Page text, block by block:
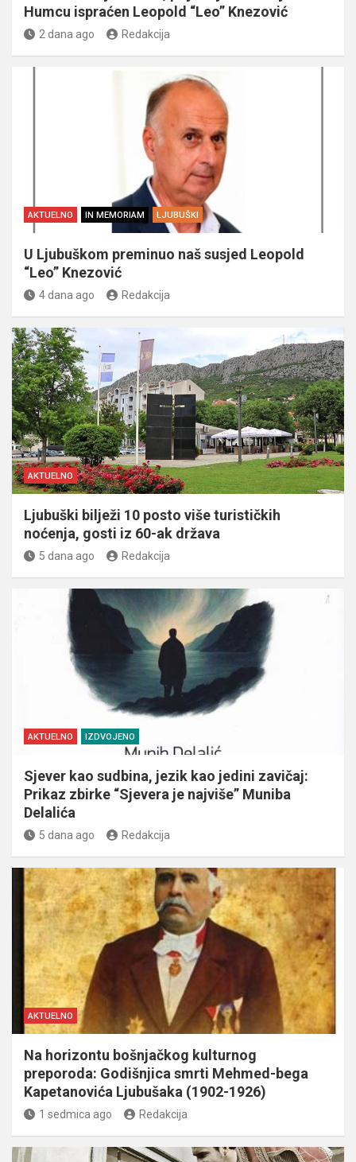
Humcu ispraćen Leopold “Leo” Knezović
2 dana ago Redakcija
AKTUELNO IN MEMORIAM LJUBUŠKI
U Ljubuškom preminuo naš susjed Leopold
“Leo” Knezović
4 dana ago Redakcija
AKTUELNO
Ljubuški bilježi 10 posto više turističkih
noćenja, gosti iz 60-ak država
5 dana ago Redakcija
AKTUELNO IZDVOJENO
Sjever kao sudbina, jezik kao jedini zavičaj:
Prikaz zbirke “Sjevera je najviše” Muniba
Delalića
5 dana ago Redakcija
AKTUELNO
Na horizontu bošnjačkog kulturnog
preporoda: Godišnjica smrti Mehmed-bega
Kapetanovića Ljubušaka (1902-1926)
1 sedmica ago Redakcija